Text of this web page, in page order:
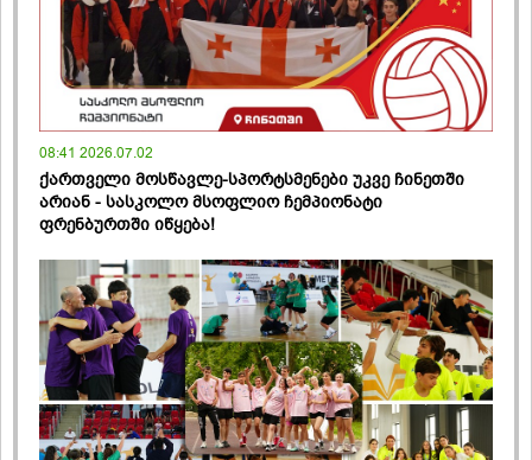
08:41 2026.07.02
ქართველი მოსწავლე-სპორტსმენები უკვე ჩინეთში
არიან - სასკოლო მსოფლიო ჩემპიონატი
ფრენბურთში იწყება!